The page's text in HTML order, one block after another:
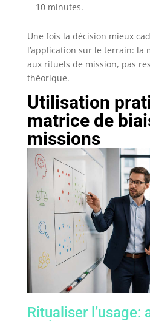
10 minutes.
Une fois la décision mieux
l’application sur le terrain: la
aux rituels de mission, pas
théorique.
Utilisation
matrice de
missions
Ritualiser l’usage: